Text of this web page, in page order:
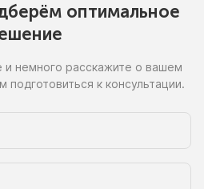
оптимальное
и немного расскажите о вашем
подготовиться к консультации.